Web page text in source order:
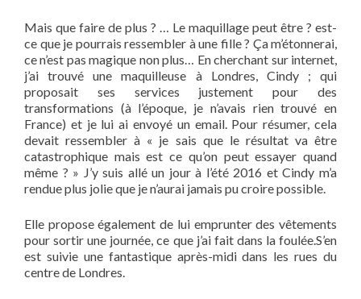
Mais que faire de plus ? … Le maquillage peut être ? est-
ce que je pourrais ressembler à une fille ? Ça m’étonnerai,
ce n’est pas magique non plus… En cherchant sur internet,
j’ai trouvé une maquilleuse à Londres, Cindy ; qui
proposait ses services justement pour des
transformations (à l’époque, je n’avais rien trouvé en
France) et je lui ai envoyé un email. Pour résumer, cela
devait ressembler à « je sais que le résultat va être
catastrophique mais est ce qu’on peut essayer quand
même ? » J’y suis allé un jour à l’été 2016 et Cindy m’a
rendue plus jolie que je n’aurai jamais pu croire possible.
Elle propose également de lui emprunter des vêtements
pour sortir une journée, ce que j’ai fait dans la foulée.S’en
est suivie une fantastique après-midi dans les rues du
centre de Londres.